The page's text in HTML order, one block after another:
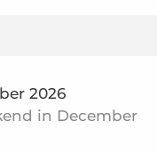
2026
in December